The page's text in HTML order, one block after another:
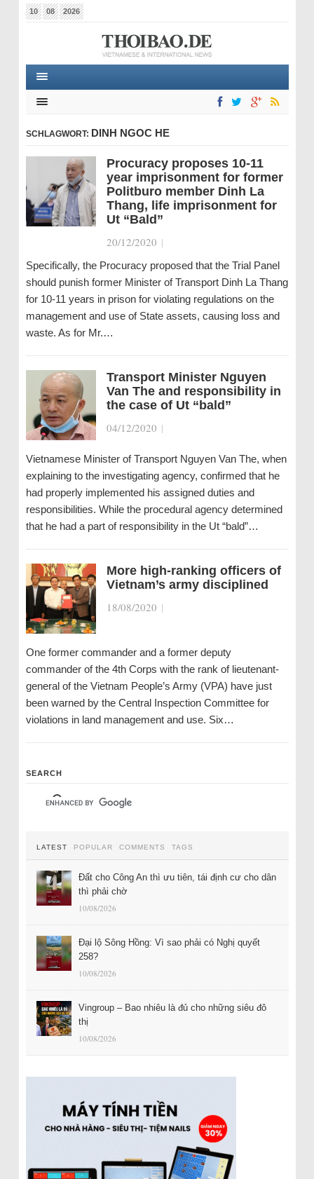
10 08 2026
SCHLAGWORT: DINH NGOC HE
Procuracy proposes 10-11
year imprisonment for former
Politburo member Dinh La
Thang, life imprisonment for
Ut “Bald”
20/12/2020 |
Specifically, the Procuracy proposed that the Trial Panel
should punish former Minister of Transport Dinh La Thang
for 10-11 years in prison for violating regulations on the
management and use of State assets, causing loss and
waste. As for Mr.…
Transport Minister Nguyen
Van The and responsibility in
the case of Ut “bald”
04/12/2020 |
Vietnamese Minister of Transport Nguyen Van The, when
explaining to the investigating agency, confirmed that he
had properly implemented his assigned duties and
responsibilities. While the procedural agency determined
that he had a part of responsibility in the Ut “bald”…
More high-ranking officers of
Vietnam’s army disciplined
18/08/2020 |
One former commander and a former deputy
commander of the 4th Corps with the rank of lieutenant-
general of the Vietnam People’s Army (VPA) have just
been warned by the Central Inspection Committee for
violations in land management and use. Six…
SEARCH
LATEST POPULAR COMMENTS TAGS
Đất cho Công An thì ưu tiên, tái định cư cho dân
thì phải chờ
10/08/2026
Đại lộ Sông Hồng: Vì sao phải có Nghị quyết
258?
10/08/2026
Vingroup – Bao nhiêu là đủ cho những siêu đô
thị
10/08/2026